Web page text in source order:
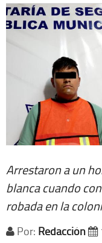
Extra +
Arrestaron a un
blanca cuando
robada en la
Por: Redacción